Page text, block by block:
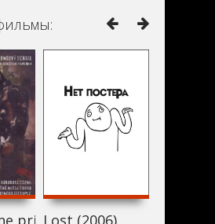
pribehy (2006)
Lost (2006)